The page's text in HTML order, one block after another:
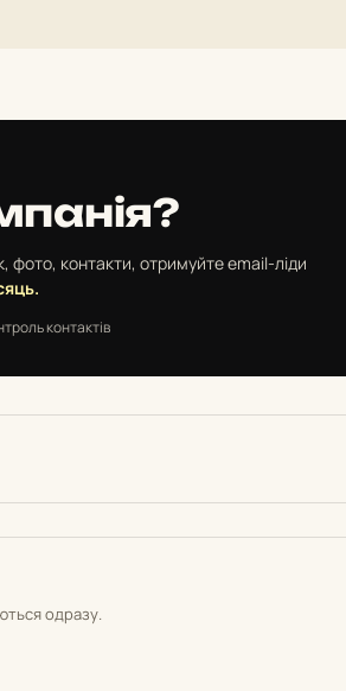
фото, контакти, отримуйте email-ліди
контактів
одразу.